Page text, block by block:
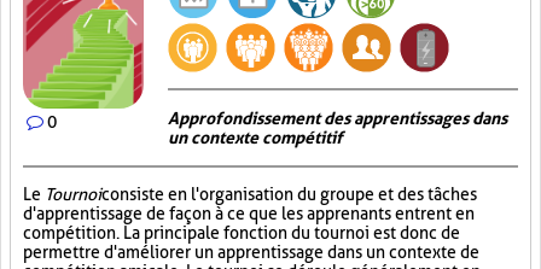
0
Approfondissement des apprentissages dans
un contexte compétitif
Le Tournoiconsiste en l'organisation du groupe et des tâches
d'apprentissage de façon à ce que les apprenants entrent en
compétition. La principale fonction du tournoi est donc de
permettre d'améliorer un apprentissage dans un contexte de